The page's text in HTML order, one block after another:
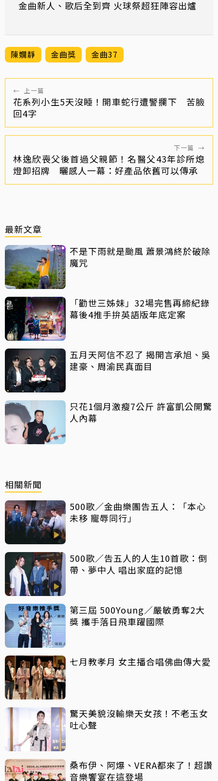
金曲新人、歌后全到齊 火球祭超狂陣容出爐
陳嫺靜 金曲獎 金曲37
← 上一篇
花系列小生5天沒睡！開車蛇行遭警攔下 苦臉
回4字
下一篇 →
林逸欣喪父後首過父親節！名醫父43年診所熄
燈卸招牌 曬感人一幕：好產品依舊可以傳承
最新文章
不是下雨就是颱風 蕭景鴻終於破除
魔咒
「勸世三姊妹」32場完售再締紀錄
幕後4推手拚英語版年底定案
五月天阿信不忍了 揭開言承旭、吳
建豪、周渝民真面目
只花1個月激瘦7公斤 許富凱公開驚
人內幕
相關新聞
500歌／金曲樂團告五人：「本心
未移 寵辱同行」
500歌／告五人的人生10首歌：倒
帶、夢中人 唱出家庭的記憶
第三屆 500Young／嚴敏勇奪2大
獎 攜手落日飛車躍國際
七月教孝月 女主播合唱佛曲傳大愛
驚天美貌沒輸樂天女孩！不老玉女
吐心聲
桑布伊、阿爆、VERA都來了！超讚
音樂饗宴在這登場